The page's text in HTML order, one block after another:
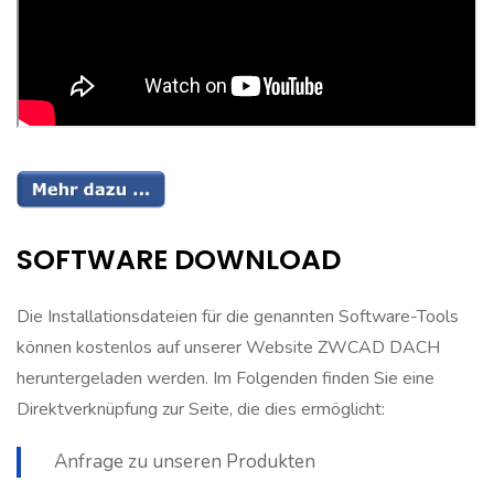
SOFTWARE DOWNLOAD
Die Installationsdateien für die genannten Software-Tools
können kostenlos auf unserer Website ZWCAD DACH
heruntergeladen werden. Im Folgenden finden Sie eine
Direktverknüpfung zur Seite, die dies ermöglicht:
Anfrage zu unseren Produkten